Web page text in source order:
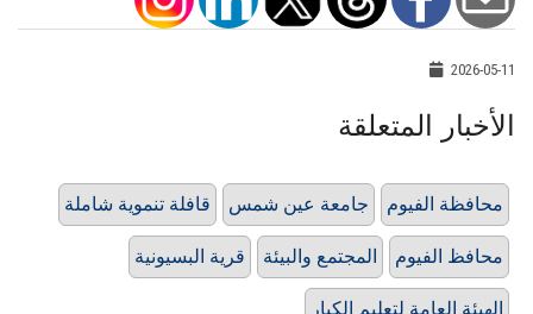
2026-05-11
الأخبار المتعلقة
قافلة تنموية شاملة جامعة عين شمس محافظة الفيوم
قرية البسيونية المجتمع والبيئة محافظ الفيوم
الهيئة العامة لتعليم الكبار